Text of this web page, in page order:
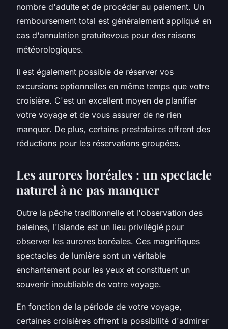
nombre d'adulte et de procéder au paiement. Un
remboursement total est généralement appliqué en
cas d'annulation gratuitevous pour des raisons
météorologiques.
Il est également possible de réserver vos
excursions optionnelles en même temps que votre
croisière. C'est un excellent moyen de planifier
votre voyage et de vous assurer de ne rien
manquer. De plus, certains prestataires offrent des
réductions pour les réservations groupées.
Les aurores boréales : un spectacle
naturel à ne pas manquer
Outre la pêche traditionnelle et l'observation des
baleines, l'Islande est un lieu privilégié pour
observer les aurores boréales. Ces magnifiques
spectacles de lumière sont un véritable
enchantement pour les yeux et constituent un
souvenir inoubliable de votre voyage.
En fonction de la période de votre voyage,
certaines croisières offrent la possibilité d'admirer